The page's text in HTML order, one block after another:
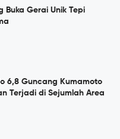
Buka Gerai Unik Tepi
6,8 Guncang Kumamoto
Terjadi di Sejumlah Area